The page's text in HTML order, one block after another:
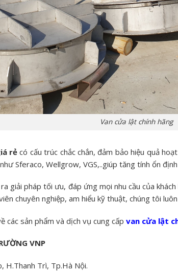
Van cửa lật chính hãng
rẻ có cấu trúc chắc chắn, đảm bảo hiệu quả
Sferaco, Wellgrow, VGS,..giúp tăng tính ổn
giải pháp tối ưu, đáp ứng mọi nhu cầu của
chuyên nghiệp, am hiểu kỹ thuật, chúng tôi
các sản phẩm và dịch vụ cung cấp van cửa lật
VNP
H.Thanh Trì, Tp.Hà Nội.